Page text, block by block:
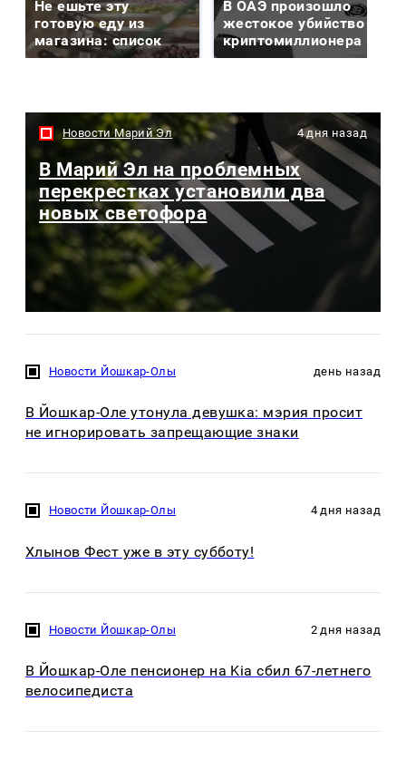
Не ешьте эту
готовую еду из
магазина: список
В ОАЭ произошло
жестокое убийство
криптомиллионера
Новости Марий Эл 4 дня назад
В Марий Эл на проблемных
перекрестках установили два
новых светофора
Новости Йошкар-Олы день назад
В Йошкар-Оле утонула девушка: мэрия просит
не игнорировать запрещающие знаки
Новости Йошкар-Олы 4 дня назад
Хлынов Фест уже в эту субботу!
Новости Йошкар-Олы 2 дня назад
В Йошкар-Оле пенсионер на Kia сбил 67-летнего
велосипедиста